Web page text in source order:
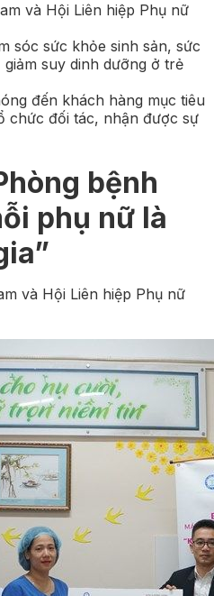
và Hội Liên hiệp Phụ nữ
sóc sức khỏe sinh sản, sức
suy dinh dưỡng ở trẻ
đến khách hàng mục tiêu
chức đối tác, nhận được sự
bệnh
phụ nữ là
và Hội Liên hiệp Phụ nữ